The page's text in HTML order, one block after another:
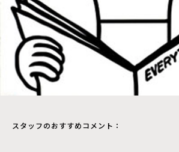
スタッフのおすすめコメント：